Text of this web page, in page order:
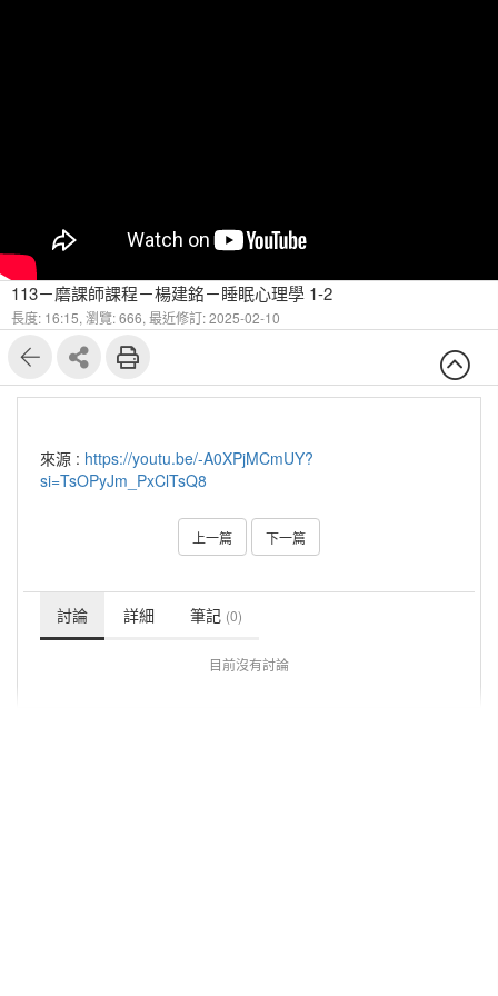
113－磨課師課程－楊建銘－睡眠心理學 1-2
長度: 16:15, 瀏覽: 666, 最近修訂: 2025-02-10
來源 : https://youtu.be/-A0XPjMCmUY?
si=TsOPyJm_PxClTsQ8
上一篇 下一篇
討論 詳細 筆記 (0)
目前沒有討論